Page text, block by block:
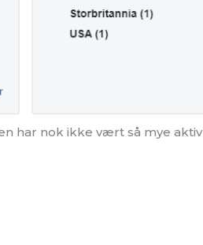
har nok ikke vært så mye